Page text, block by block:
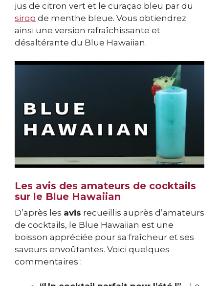
jus de citron vert et le curaçao bleu par du
sirop de menthe bleue. Vous obtiendrez
ainsi une version rafraîchissante et
désaltérante du Blue Hawaiian.
Les avis des amateurs de cocktails
sur le Blue Hawaiian
D’après les avis recueillis auprès d’amateurs
de cocktails, le Blue Hawaiian est une
boisson appréciée pour sa fraîcheur et ses
saveurs envoûtantes. Voici quelques
commentaires :